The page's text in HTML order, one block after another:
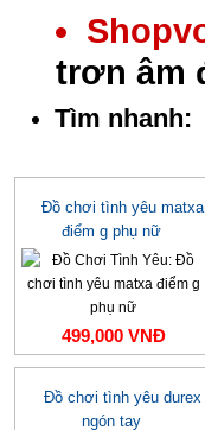
trơn âm
Tìm nhanh:
Đồ chơi tình yêu matxa
điểm g phụ nữ
499,000 VNĐ
Đồ chơi tình yêu durex
ngón tay